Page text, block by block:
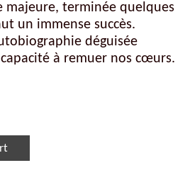
terminée quelques
un immense succès.
déguisée
à remuer nos cœurs.